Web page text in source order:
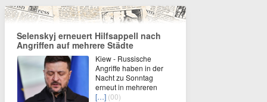
Selenskyj erneuert Hilfsappell nach
Angriffen auf mehrere Städte
Kiew - Russische
Angriffe haben in der
Nacht zu Sonntag
erneut in mehreren
[…] (00)